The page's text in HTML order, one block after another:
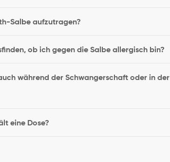
Salbe aufzutragen?
ob ich gegen die Salbe allergisch bin?
während der Schwangerschaft oder in der
eine Dose?